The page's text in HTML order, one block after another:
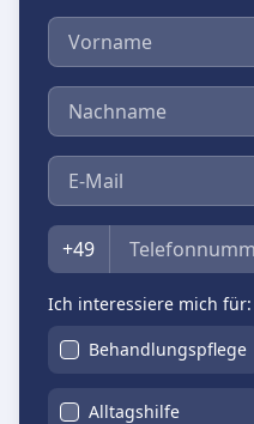
Vorname
Nachname
E-Mail
Telefon
+49
Ich interessiere mich für:
Behandlungspflege
Alltagshilfe